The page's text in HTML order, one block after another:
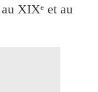
XIXᵉ et au